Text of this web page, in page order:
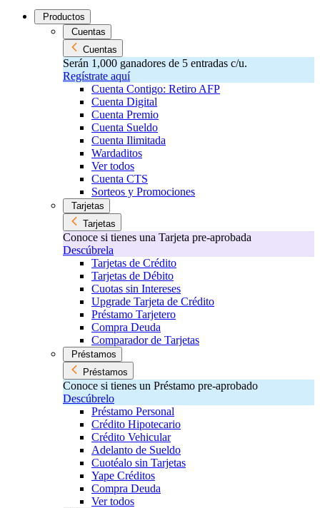
Productos
Cuentas
Cuentas
Serán 1,000 ganadores de 5 entradas c/u.
Regístrate aquí
Cuenta Contigo: Retiro AFP
Cuenta Digital
Cuenta Premio
Cuenta Sueldo
Cuenta Ilimitada
Wardaditos
Ver todos
Cuenta CTS
Sorteos y Promociones
Tarjetas
Tarjetas
Conoce si tienes una Tarjeta pre-aprobada
Descúbrela
Tarjetas de Crédito
Tarjetas de Débito
Cuotas sin Intereses
Upgrade Tarjeta de Crédito
Préstamo Tarjetero
Compra Deuda
Comparador de Tarjetas
Préstamos
Préstamos
Conoce si tienes un Préstamo pre-aprobado
Descúbrelo
Préstamo Personal
Crédito Hipotecario
Crédito Vehicular
Adelanto de Sueldo
Cuotéalo sin Tarjetas
Yape Créditos
Compra Deuda
Ver todos